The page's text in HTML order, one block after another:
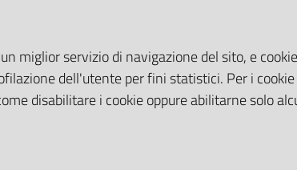
miglior servizio di navigazione del sito, e
dell'utente per fini statistici. Per i
disabilitare i cookie oppure abilitarne solo